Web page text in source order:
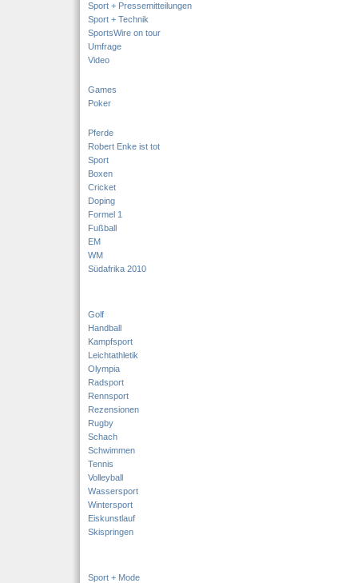
Sport + Pressemitteilungen
Sport + Technik
SportsWire on tour
Umfrage
Video
Games
Poker
Pferde
Robert Enke ist tot
Sport
Boxen
Cricket
Doping
Formel 1
Fußball
EM
WM
Südafrika 2010
Golf
Handball
Kampfsport
Leichtathletik
Olympia
Radsport
Rennsport
Rezensionen
Rugby
Schach
Schwimmen
Tennis
Volleyball
Wassersport
Wintersport
Eiskunstlauf
Skispringen
Sport + Mode